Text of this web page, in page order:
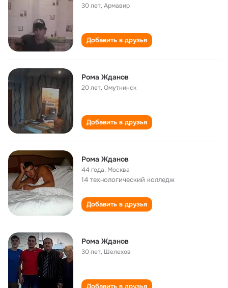
30 лет,Армавир
Добавить в друзья
Рома Жданов
20 лет,Омутнинск
Добавить в друзья
Рома Жданов
44 года, Москва
14 технологический колледж
Добавить в друзья
Рома Жданов
30 лет, Шелехов
Добавить в друзья